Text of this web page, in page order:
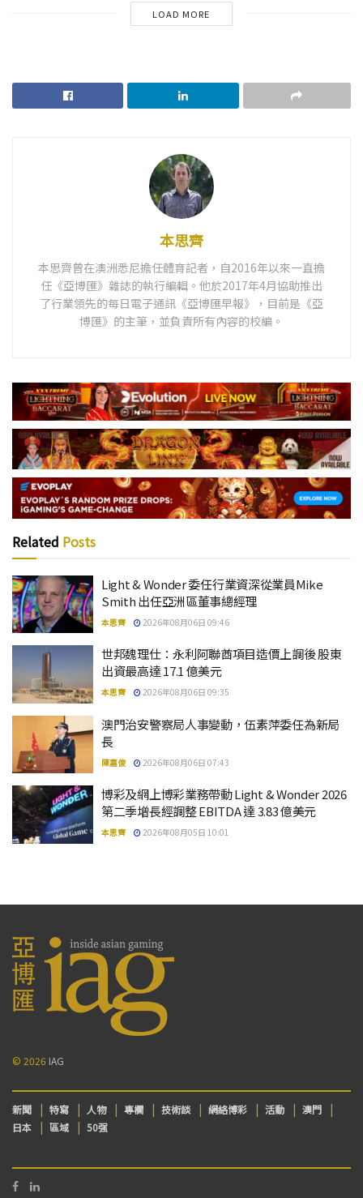
LOAD MORE
本思齊
本思齊曾在澳洲悉尼擔任體育記者，自2016年以來一直擔
任《亞博匯》雜誌的執行編輯。他於2017年4月協助推出
了行業領先的每日電子通訊《亞博匯早報》，目前是《亞
博匯》的主筆，並負責所有內容的校編。
Related Posts
Light & Wonder 委任行業資深從業員Mike
Smith 出任亞洲區董事總經理
本思齊 2026年08月06日 09:46
世邦魏理仕：永利阿聯酋項目造價上調後 股東
出資最高達 17.1 億美元
本思齊 2026年08月06日 09:35
澳門治安警察局人事變動，伍素萍委任為新局
長
陳嘉俊 2026年08月06日 07:43
博彩及網上博彩業務帶動 Light & Wonder 2026
第二季增長經調整 EBITDA 達 3.83 億美元
本思齊 2026年08月05日 10:01
© 2026 IAG
新聞 特寫 人物 專欄 技術談 網絡博彩 活動
澳門
日本
區域 50强